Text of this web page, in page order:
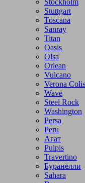
Stuttgart
Toscana
Sanray
Titan
Oasis
Olsa
Orlean
Vulcano
Verona
Wave
Steel Rock
Washington
Persa
Peru
Агат
Pulpis
Travertino
Буранелли
Sahara